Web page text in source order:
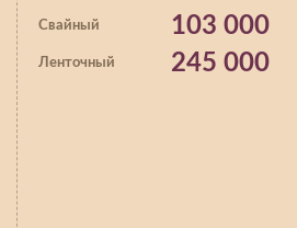
Свайный 103 000
Ленточный 245 000